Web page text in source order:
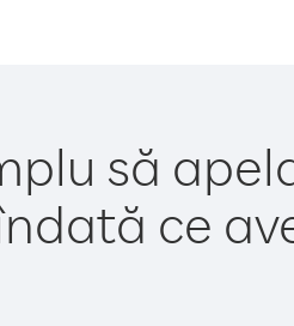
să
ce